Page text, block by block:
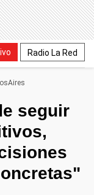
Radio La Red
seguir